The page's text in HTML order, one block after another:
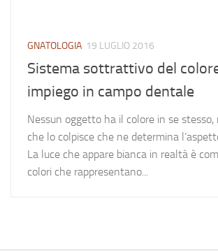
GNATOLOGIA 19 LUGLIO 2016
Sistema sottrattivo del
impiego in campo dentale
Nessun oggetto ha il colore in se stesso,
che lo colpisce che ne determina
La luce che appare bianca in realtà è
colori che rappresentano...